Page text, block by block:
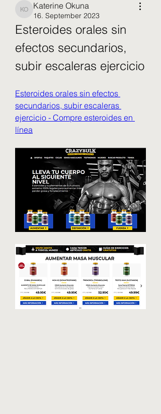
Katerine Okuna
Katerine Okuna
16. September 2023
Esteroides orales sin
efectos secundarios,
subir escaleras ejercicio
Esteroides orales sin efectos
secundarios, subir escaleras
ejercicio - Compre esteroides en
línea